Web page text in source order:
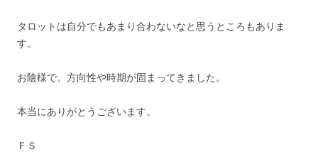
タロットは自分でもあまり合わないなと思うところもありま
す。
お陰様で、方向性や時期が固まってきました。
本当にありがとうございます。
ＦＳ